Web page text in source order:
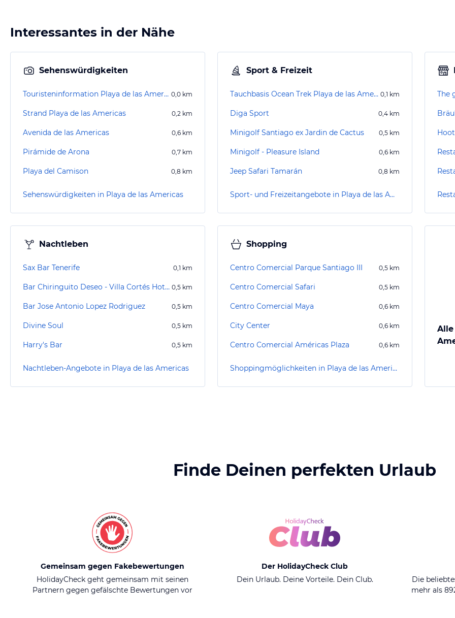
Interessantes in der Nähe
Sehenswürdigkeiten
Touristeninformation Playa de las Americas 0,0 km
Strand Playa de las Americas 0,2 km
Avenida de las Americas 0,6 km
Pirámide de Arona 0,7 km
Playa del Camison 0,8 km
Sehenswürdigkeiten in Playa de las Americas
Sport & Freizeit
Tauchbasis Ocean Trek Playa de las Americas 0,1 km
Diga Sport 0,4 km
Minigolf Santiago ex Jardin de Cactus 0,5 km
Minigolf - Pleasure Island 0,6 km
Jeep Safari Tamarán 0,8 km
Sport- und Freizeitangebote in Playa de las Americas
The
Nachtleben
Sax Bar Tenerife 0,1 km
Bar Chiringuito Deseo - Villa Cortés Hotel 0,5 km
Bar Jose Antonio Lopez Rodriguez 0,5 km
Divine Soul 0,5 km
Harry's Bar 0,5 km
Nachtleben-Angebote in Playa de las Americas
Shopping
Centro Comercial Parque Santiago III 0,5 km
Centro Comercial Safari 0,5 km
Centro Comercial Maya 0,6 km
City Center 0,6 km
Centro Comercial Américas Plaza 0,6 km
Shoppingmöglichkeiten in Playa de las Americas
Finde Deinen perfekten Urlaub
Gemeinsam gegen Fakebewertungen
HolidayCheck geht gemeinsam mit seinen
Partnern gegen gefälschte Bewertungen vor
Der HolidayCheck Club
Dein Urlaub. Deine Vorteile. Dein Club.
Die
mehr als